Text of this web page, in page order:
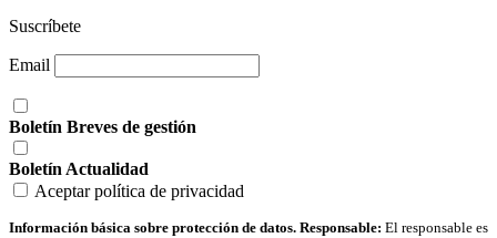
Suscríbete
Email
Boletín Breves de gestión
Boletín Actualidad
Aceptar política de privacidad
Información básica sobre protección de datos. Responsable: El responsable es